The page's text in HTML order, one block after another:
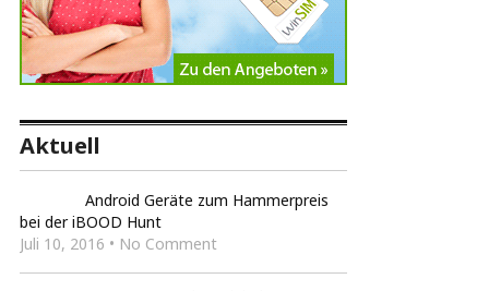
Aktuell
Android Geräte zum Hammerpreis
bei der iBOOD Hunt
Juli 10, 2016 • No Comment